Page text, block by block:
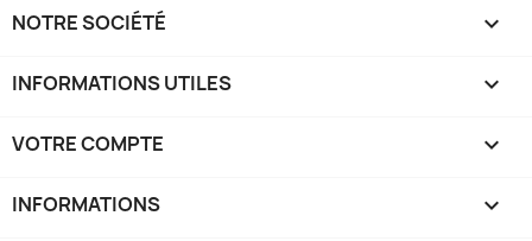
NOTRE SOCIÉTÉ 
INFORMATIONS UTILES 
VOTRE COMPTE 
INFORMATIONS keyboard_arrow_down